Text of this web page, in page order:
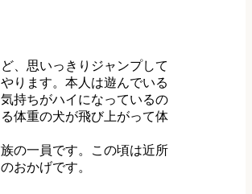
、思いっきりジャンプして
ります。本人は遊んでいる
持ちがハイになっているの
体重の犬が飛び上がって体
の一員です。この頃は近所
おかげです。